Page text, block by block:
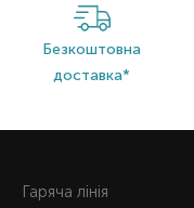
Безкоштовна
доставка*
Гаряча лiнiя